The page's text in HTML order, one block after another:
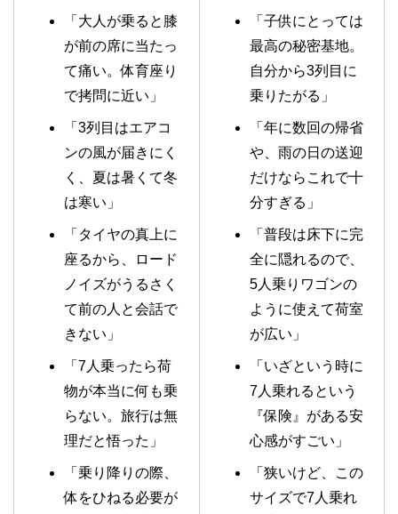
「大人が乗ると膝
が前の席に当たっ
て痛い。体育座り
で拷問に近い」
「3列目はエアコ
ンの風が届きにく
く、夏は暑くて冬
は寒い」
「タイヤの真上に
座るから、ロード
ノイズがうるさく
て前の人と会話で
きない」
「7人乗ったら荷
物が本当に何も乗
らない。旅行は無
理だと悟った」
「乗り降りの際、
体をひねる必要が
「子供にとっては
最高の秘密基地。
自分から3列目に
乗りたがる」
「年に数回の帰省
や、雨の日の送迎
だけならこれで十
分すぎる」
「普段は床下に完
全に隠れるので、
5人乗りワゴンの
ように使えて荷室
が広い」
「いざという時に
7人乗れるという
『保険』がある安
心感がすごい」
「狭いけど、この
サイズで7人乗れ